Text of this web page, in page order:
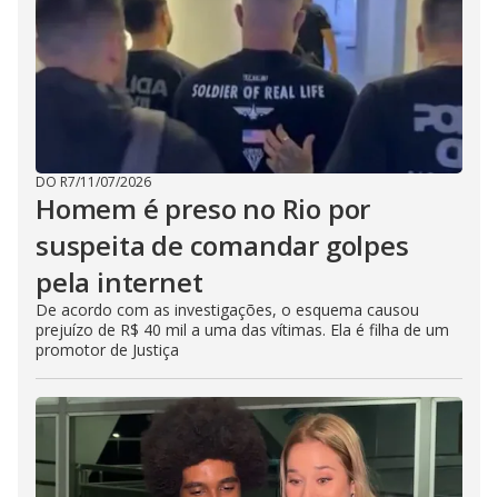
DO R7/11/07/2026
Homem é preso no Rio por
suspeita de comandar golpes
pela internet
De acordo com as investigações, o esquema causou
prejuízo de R$ 40 mil a uma das vítimas. Ela é filha de um
promotor de Justiça